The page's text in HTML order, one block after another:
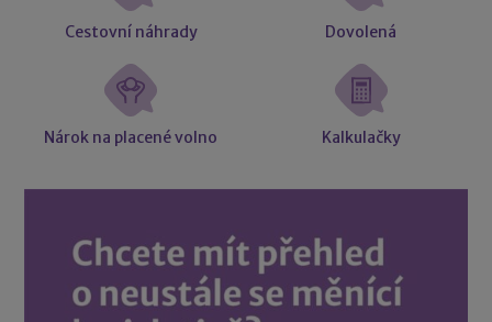
Cestovní náhrady Dovolená
Nárok na placené volno Kalkulačky